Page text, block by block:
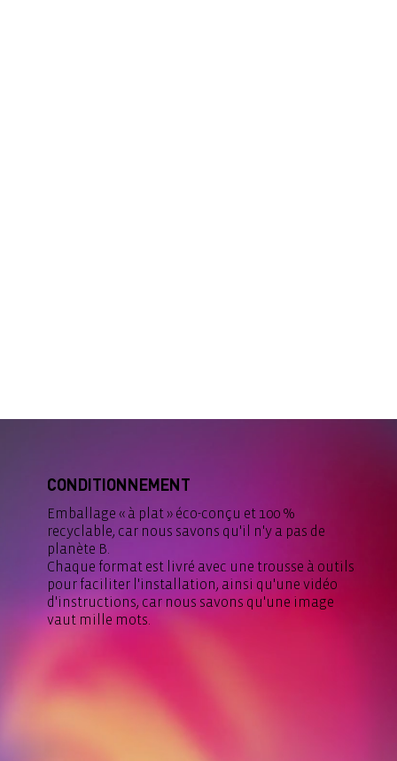
CONDITIONNEMENT
Emballage « à plat » éco-conçu et 100 %
recyclable, car nous savons qu'il n'y a pas de
planète B.
Chaque format est livré avec une trousse à outils
pour faciliter l'installation, ainsi qu'une vidéo
d'instructions, car nous savons qu'une image
vaut mille mots.